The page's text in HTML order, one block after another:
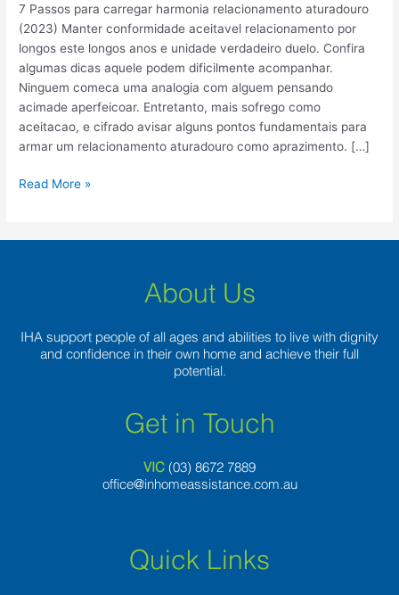
7 Passos para carregar harmonia relacionamento aturadouro
(2023) Manter conformidade aceitavel relacionamento por
longos este longos anos e unidade verdadeiro duelo. Confira
algumas dicas aquele podem dificilmente acompanhar.
Ninguem comeca uma analogia com alguem pensando
acimade aperfeicoar. Entretanto, mais sofrego como
aceitacao, e cifrado avisar alguns pontos fundamentais para
armar um relacionamento aturadouro como aprazimento. […]
(2023)
Read More »
About Us
IHA support people of all ages and abilities to live with dignity
and confidence in their own home and achieve their full
potential.
Get in Touch
VIC (03) 8672 7889
office@inhomeassistance.com.au
Quick Links